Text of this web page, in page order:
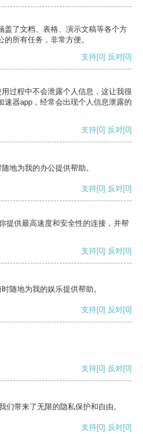
盖了文档、表格、演示文稿等各个方
所有任务，非常方便。
支持[0] 反对[0]
过程中不会泄露个人信息，这让我很
速器app，经常会出现个人信息泄露的
支持[0] 反对[0]
地为我的办公提供帮助。
支持[0] 反对[0]
提供最高速度和安全性的连接，并帮
支持[0] 反对[0]
随地为我的娱乐提供帮助。
支持[0] 反对[0]
支持[0] 反对[0]
们带来了无限的隐私保护和自由。
支持[0] 反对[0]